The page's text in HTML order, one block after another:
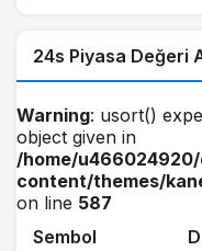
24s Piyasa Değeri
Warning: usort()
object given in
/home/
content/themes/
on line 587
Sembol